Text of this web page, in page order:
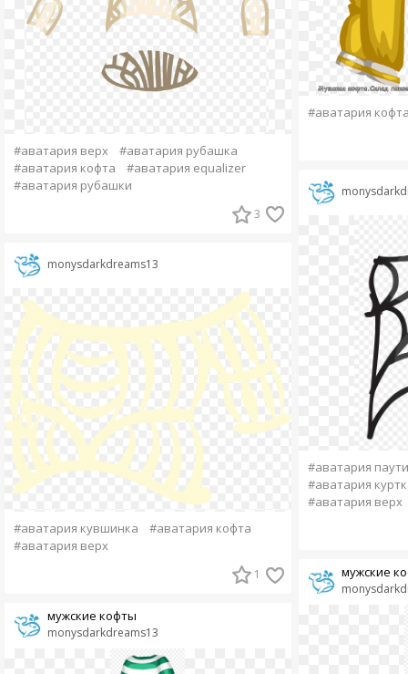
#аватария верх
#аватария рубашка
#аватария кофта
#аватария equalizer
#аватария рубашки
3
monysdarkdreams13
#аватария кувшинка
#аватария кофта
#аватария верх
1
monysdarkdreams13
мужские кофты
#аватария
#аватария
#аватария
#аватария верх
мужские